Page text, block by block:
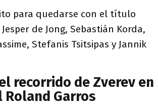
para quedarse con el título
de Jong, Sebastián Korda,
Stefanis Tsitsipas y Jannik
recorrido de Zverev en
Garros